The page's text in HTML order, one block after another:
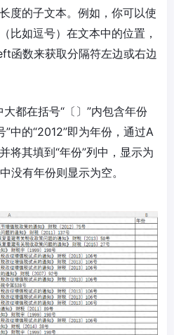
度的子文本。例如，你可以使
比如逗号）在文本中的位置，
函数来获取分隔符左边或右边
都在括号“〔〕”内包含年份
中的“2012”即为年份，通过A
将其填到“年份”列中，显示为
没有年份则显示为空。